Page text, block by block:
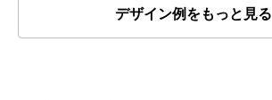
デザイン例をもっと見る